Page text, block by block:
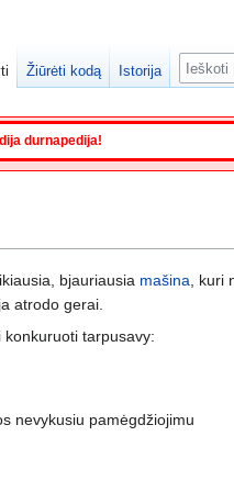
durnapedija!
bjauriausia mašina ,
atrodo gerai.
tarpusavy:
nevykusiu pamėgdžiojimu
Žiūrėti kodą Istorija